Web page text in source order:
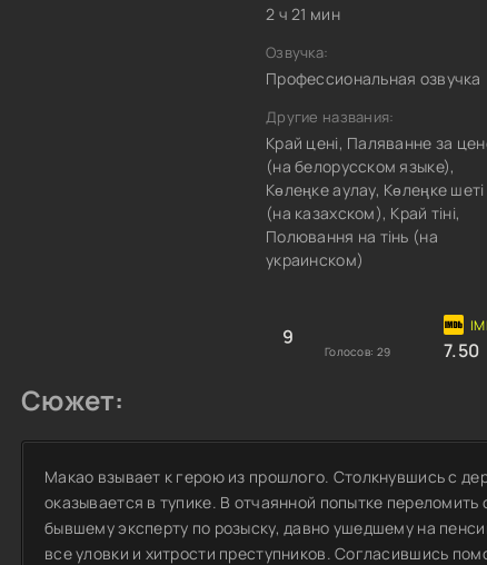
2 ч 21 мин
Озвучка:
Профессиональная озвучка
Другие названия:
Край цені, Паляванне за
(на белорусском языке),
Көлеңке аулау, Көлеңке шеті
(на казахском), Край тіні,
Полювання на тінь (на
украинском)
9
Голосов: 29 7.50
Сюжет:
Макао взывает к герою из прошлого. Столкнувшись с
оказывается в тупике. В отчаянной попытке
бывшему эксперту по розыску, давно ушедшему на
все уловки и хитрости преступников. Согласившись